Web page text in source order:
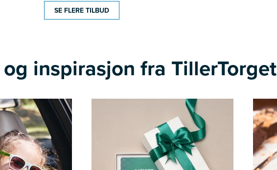
SE FLERE TILBUD
inspirasjon fra TillerTorget